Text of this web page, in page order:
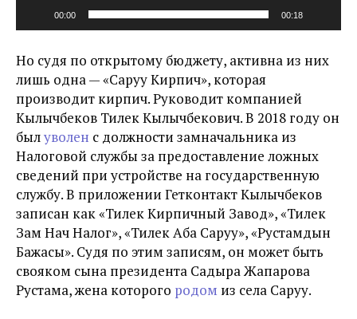
00:00 00:18
Но судя по открытому бюджету, активна из них
лишь одна — «Саруу Кирпич», которая
производит кирпич.Руководит компанией
Кылычбеков Тилек Кылычбекович. В 2018 году он
былуволен с должности замначальника из
Налоговой службы за предоставление ложных
сведений при устройстве на государственную
службу. В приложении Гетконтакт Кылычбеков
записан как«Тилек Кирпичный Завод»,«Тилек
Зам Нач Налог»,«Тилек Аба Саруу»,«Рустамдын
Бажасы». Судя по этим записям, он может быть
свояком сына президента Садыра Жапарова
Рустама, жена которого родом из села Саруу.